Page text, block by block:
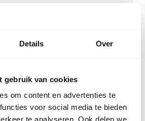
Details Over
gebruik van cookies
om content en advertenties te
voor social media te bieden
te analyseren. Ook delen we
Bekijk klantverhalen